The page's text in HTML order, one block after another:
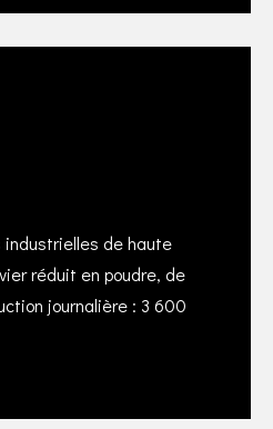
industrielles de haute
réduit en poudre, de
journalière : 3 600